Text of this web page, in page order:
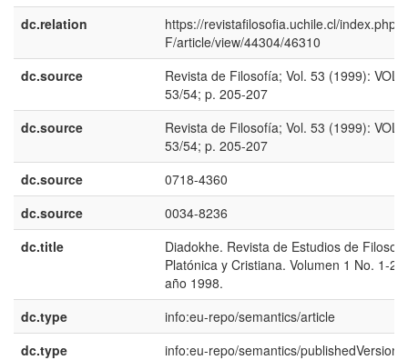
dc.relation
https://revistafilosofia.uchile.cl/index.php/
F/article/view/44304/46310
dc.source
Revista de Filosofía; Vol. 53 (1999): VOL.
53/54; p. 205-207
dc.source
Revista de Filosofía; Vol. 53 (1999): VOL.
53/54; p. 205-207
dc.source
0718-4360
dc.source
0034-8236
dc.title
Diadokhe. Revista de Estudios de
Platónica y Cristiana. Volumen 1 No. 1-2,
año 1998.
dc.type
info:eu-repo/semantics/article
dc.type
info:eu-repo/semantics/publishedVersion